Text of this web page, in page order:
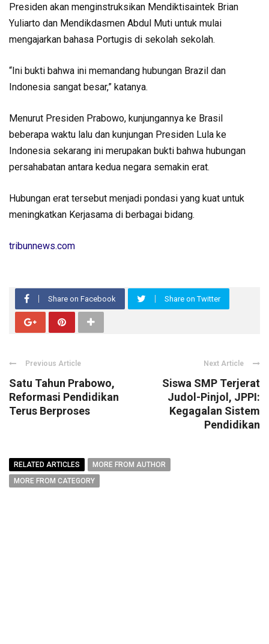
Presiden akan menginstruksikan Mendiktisaintek Brian
Yuliarto dan Mendikdasmen Abdul Muti untuk mulai
mengajarkan bahasa Portugis di sekolah sekolah.
“Ini bukti bahwa ini memandang hubungan Brazil dan
Indonesia sangat besar,” katanya.
Menurut Presiden Prabowo, kunjungannya ke Brasil
beberapa waktu lalu dan kunjungan Presiden Lula ke
Indonesia sekarang ini merupakan bukti bahwa hubungan
persahabatan antara kedua negara semakin erat.
Hubungan erat tersebut menjadi pondasi yang kuat untuk
meningkatkan Kerjasama di berbagai bidang.
tribunnews.com
Share on Facebook Share on Twitter
Previous Article
Satu Tahun Prabowo,
Reformasi Pendidikan
Terus Berproses
Next Article
Siswa SMP Terjerat
Judol-Pinjol, JPPI:
Kegagalan Sistem
Pendidikan
RELATED ARTICLES
MORE FROM AUTHOR
MORE FROM CATEGORY